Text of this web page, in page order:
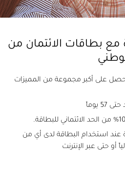
مع بطاقات الائتمان من
لتحصل على أكبر مجموعة من المميزات
يوماً
عند استخدام البطاقة لدى أي من
أو حتى عبر الإنترنت